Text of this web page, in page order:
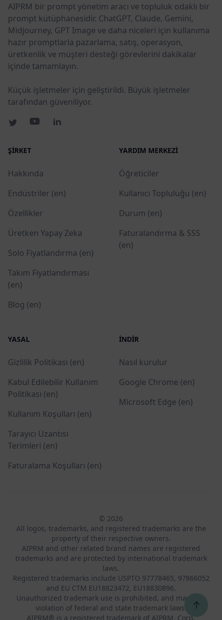
AIPRM bir prompt yönetim aracı ve topluluk odaklı bir
prompt kütüphanesidir. ChatGPT, Claude, Gemini,
Midjourney, GPT Image ve daha niceleri için kullanıma
hazır promptlarla pazarlama, satış, operasyon,
üretkenlik ve müşteri desteği görevlerini dakikalar
içinde tamamlayın.
Küçük işletmeler için geliştirildi. Büyük işletmeler
tarafından güveniliyor.
ŞIRKET
Hakkında
Endüstriler (en)
Özellikler
Üretken Yapay Zeka
Solo Fiyatlandırma (en)
Takım Fiyatlandırması
(en)
Blog (en)
YARDIM MERKEZI
Öğreticiler
Kullanıcı Topluluğu (en)
Durum (en)
Faturalandırma & SSS
(en)
YASAL
Gizlilik Politikası (en)
Kabul Edilebilir Kullanım
Politikası (en)
Kullanım Koşulları (en)
Tarayıcı Uzantısı
Terimleri (en)
Faturalama Koşulları (en)
İNDIR
Nasıl kurulur
Google Chrome (en)
Microsoft Edge (en)
© 2026
All logos, trademarks, and registered trademarks are the
property of their respective owners.
AIPRM and other related brand names are registered
trademarks and are protected by international trademark
laws.
Registered trademarks include USPTO 97778465, 97866052
and EU CTM EU18823472, EU18830896.
Unauthorized trademark use is prohibited, and may be a
violation of federal and state trademark laws.
AIPRM® is a registered trademark of AIPRM, Corp.
↑